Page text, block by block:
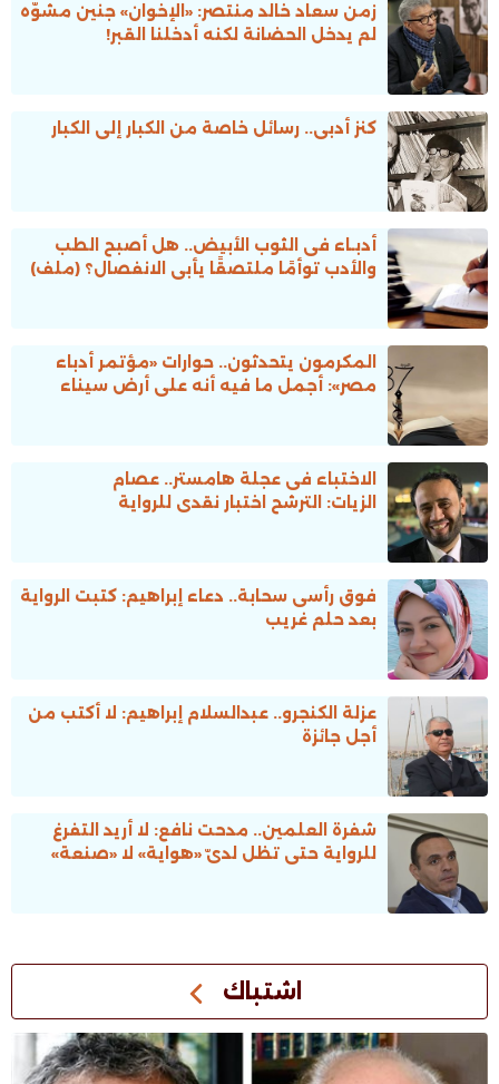
زمن سعاد خالد منتصر: «الإخوان» جنين مشوّه
لم يدخل الحضانة لكنه أدخلنا القبر!
كنز أدبى.. رسائل خاصة من الكبار إلى الكبار
أدبـاء فى الثوب الأبيض.. هل أصبح الطب
والأدب توأمًا ملتصقًا يأبى الانفصال؟ (ملف)
المكرمون يتحدثون.. حوارات «مؤتمر أدباء
مصر»: أجمل ما فيه أنه على أرض سيناء
الاختباء فى عجلة هامستر.. عصام
الزيات: الترشح اختبار نقدى للرواية
فوق رأسى سحابة.. دعاء إبراهيم: كتبت الرواية
بعد حلم غريب
عزلة الكنجرو.. عبدالسلام إبراهيم: لا أكتب من
أجل جائزة
شفرة العلمين.. مدحت نافع: لا أريد التفرغ
للرواية حتى تظل لدىّ «هواية» لا «صنعة»
اشتباك